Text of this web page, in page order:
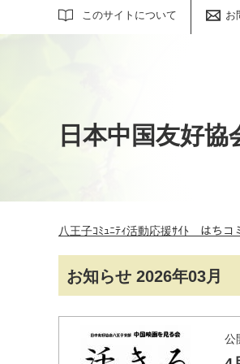
このサイトについて お
サイト内検索
日本中国友好
八王子ｺﾐｭﾆﾃｨ活動応援ｻｲﾄ はちコ
お知らせ 2026年03月
公